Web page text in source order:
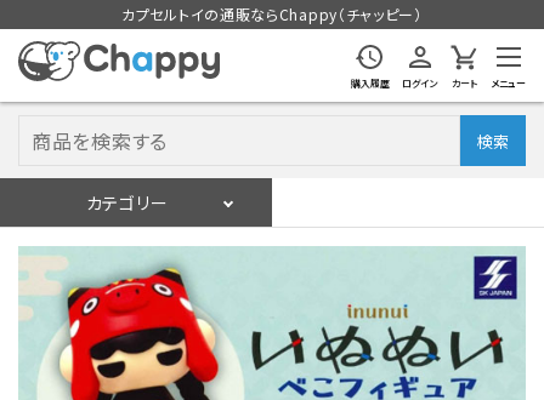
カプセルトイの通販ならChappy（チャッピー）
購入履歴 ログイン カート メニュー
検索
カテゴリー
ログイン
入荷スケジュールをチェック